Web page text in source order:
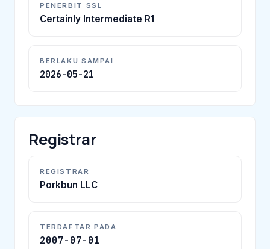
PENERBIT SSL
Certainly Intermediate R1
BERLAKU SAMPAI
2026-05-21
Registrar
REGISTRAR
Porkbun LLC
TERDAFTAR PADA
2007-07-01